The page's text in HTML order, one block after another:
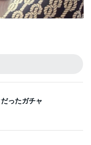
ったガチャ
の教え